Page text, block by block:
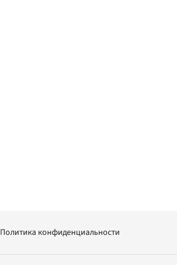
Политика конфиденциальности